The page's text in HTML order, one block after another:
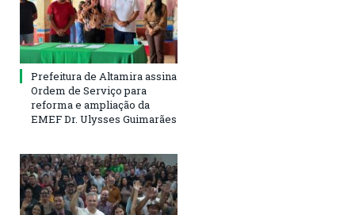
Prefeitura de Altamira assina
Ordem de Serviço para
reforma e ampliação da
EMEF Dr. Ulysses Guimarães